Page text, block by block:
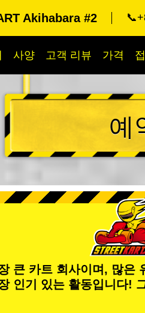
Akihabara #2
사양 고객 리뷰 가격
예
큰 카트 회사이며, 많은
인기 있는 활동입니다!